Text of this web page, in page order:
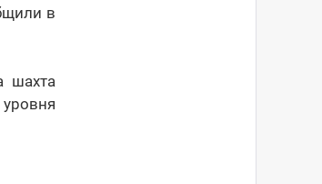
в
шахта